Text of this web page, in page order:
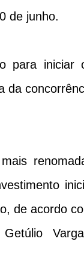
de junho.
para iniciar
da
de acordo